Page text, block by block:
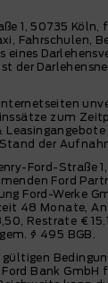
1, 50735
der
zum
der
Ford-
Ford
Ford-Werke
48 Monate,
Restrate €
§ 495 BGB.
Bank